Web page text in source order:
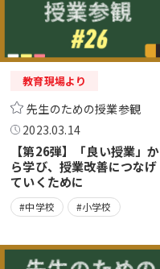
教育現場より
先生のための授業参観
2023.03.14
【第26弾】「良い授業」か
ら学び、授業改善につなげ
ていくために
#中学校 #小学校